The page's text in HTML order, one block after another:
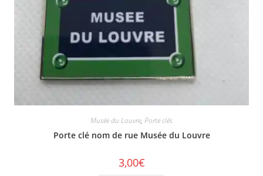
Musée du Louvre, Porte clés
Porte clé nom de rue Musée du Louvre
3,00€